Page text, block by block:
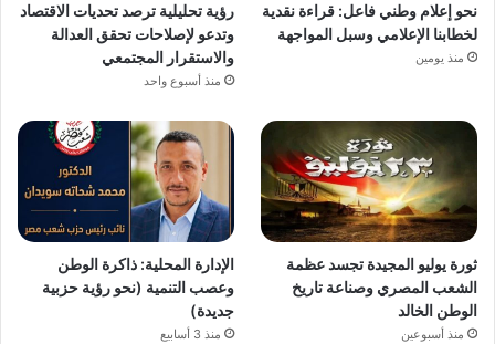
نحو إعلام وطني فاعل: قراءة نقدية
لخطابنا الإعلامي وسبل المواجهة
منذ يومين
رؤية تحليلية ترصد تحديات الاقتصاد
وتدعو لإصلاحات تحقق العدالة
والاستقرار المجتمعي
منذ أسبوع واحد
ثورة يوليو المجيدة تجسد عظمة
الشعب المصري وصناعة تاريخ
الوطن الخالد
منذ أسبوعين
الإدارة المحلية: ذاكرة الوطن
وعصب التنمية (نحو رؤية حزبية
جديدة)
منذ 3 أسابيع